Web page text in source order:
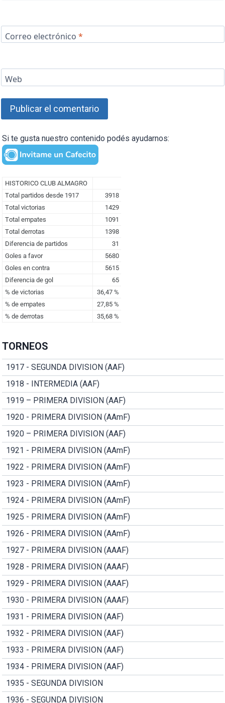
Correo electrónico *
Web
Si te gusta nuestro contenido podés ayudarnos:
TORNEOS
1917 - SEGUNDA DIVISION (AAF)
1918 - INTERMEDIA (AAF)
1919 – PRIMERA DIVISION (AAF)
1920 - PRIMERA DIVISION (AAmF)
1920 – PRIMERA DIVISION (AAF)
1921 - PRIMERA DIVISION (AAmF)
1922 - PRIMERA DIVISION (AAmF)
1923 - PRIMERA DIVISION (AAmF)
1924 - PRIMERA DIVISION (AAmF)
1925 - PRIMERA DIVISION (AAmF)
1926 - PRIMERA DIVISION (AAmF)
1927 - PRIMERA DIVISION (AAAF)
1928 - PRIMERA DIVISION (AAAF)
1929 - PRIMERA DIVISION (AAAF)
1930 - PRIMERA DIVISION (AAAF)
1931 - PRIMERA DIVISION (AAF)
1932 - PRIMERA DIVISION (AAF)
1933 - PRIMERA DIVISION (AAF)
1934 - PRIMERA DIVISION (AAF)
1935 - SEGUNDA DIVISION
1936 - SEGUNDA DIVISION